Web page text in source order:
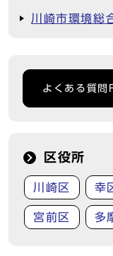
川崎市環境総
よくある質問
区役所
川崎区 幸
宮前区 多